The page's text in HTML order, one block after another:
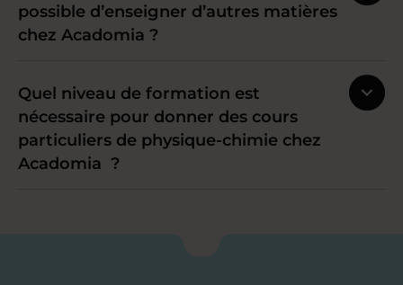
possible d’enseigner d’autres matières
chez Acadomia ?
Quel niveau de formation est
nécessaire pour donner des cours
particuliers de physique-chimie chez
Acadomia ?